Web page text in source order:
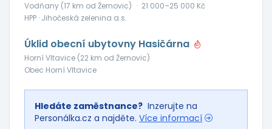
Vodňany (17 km od Žernovic) · 21 000–25 000 Kč
HPP · Jihočeská zelenina a.s.
Úklid obecní ubytovny Hasičárna
Horní Vltavice (22 km od Žernovic)
Obec Horní Vltavice
Hledáte zaměstnance? Inzerujte na
Personálka.cz a najděte. Více informací